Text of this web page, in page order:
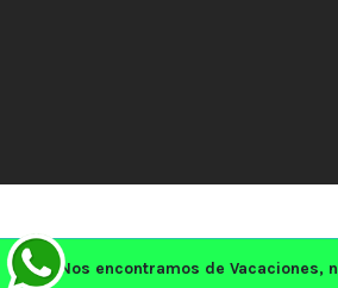
Nos encontramos de Vacaciones,